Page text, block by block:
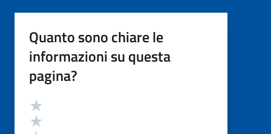
Quanto sono chiare le
informazioni su questa
pagina?
Valutazione